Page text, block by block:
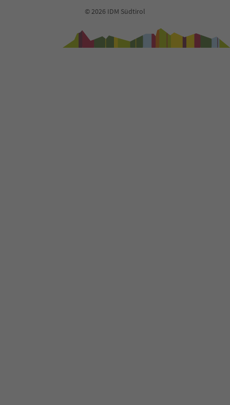
© 2026 IDM Südtirol